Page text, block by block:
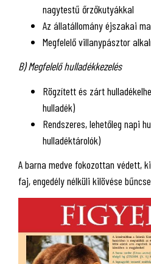
nagytestű őrzőkutyákkal
Az állatállomány éjszakai
Megfelelő villanypásztor
B) Megfelelő hulladékkezelés
Rögzített és zárt
hulladék)
Rendszeres, lehetőleg napi
hulladéktárolók)
A barna medve fokozottan védett,
faj, engedély nélküli kilövése